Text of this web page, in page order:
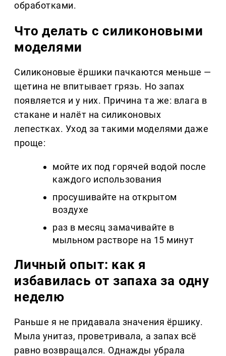
обработками.
Что делать с силиконовыми
моделями
Силиконовые ёршики пачкаются меньше —
щетина не впитывает грязь. Но запах
появляется и у них. Причина та же: влага в
стакане и налёт на силиконовых
лепестках. Уход за такими моделями даже
проще:
мойте их под горячей водой после
каждого использования
просушивайте на открытом
воздухе
раз в месяц замачивайте в
мыльном растворе на 15 минут
Личный опыт: как я
избавилась от запаха за одну
неделю
Раньше я не придавала значения ёршику.
Мыла унитаз, проветривала, а запах всё
равно возвращался. Однажды убрала